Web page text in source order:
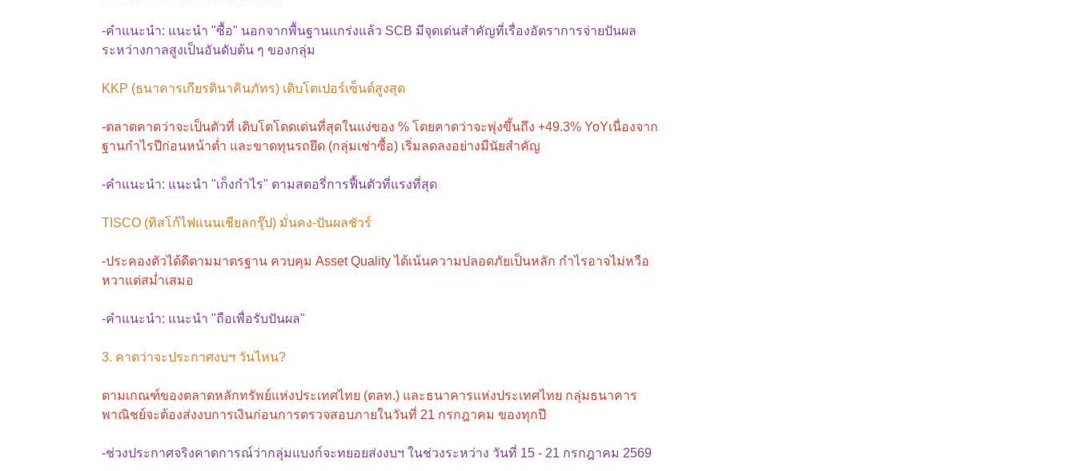
-คำแนะนำ: แนะนำ "ซื้อ" นอกจากพื้นฐานแกร่งแล้ว SCB มีจุดเด่นสำคัญที่เรื่องอัตราการจ่ายปันผล
ระหว่างกาลสูงเป็นอันดับต้น ๆ ของกลุ่ม
KKP (ธนาคารเกียรตินาคินภัทร) เติบโตเปอร์เซ็นต์สูงสุด
-ตลาดคาดว่าจะเป็นตัวที่ เติบโตโดดเด่นที่สุดในแง่ของ % โดยคาดว่าจะพุ่งขึ้นถึง +49.3% YoYเนื่องจาก
ฐานกำไรปีก่อนหน้าต่ำ และขาดทุนรถยึด (กลุ่มเช่าซื้อ) เริ่มลดลงอย่างมีนัยสำคัญ
-คำแนะนำ: แนะนำ "เก็งกำไร" ตามสตอรี่การฟื้นตัวที่แรงที่สุด
TISCO (ทิสโก้ไฟแนนเชียลกรุ๊ป) มั่นคง-ปันผลชัวร์
-ประคองตัวได้ดีตามมาตรฐาน ควบคุม Asset Quality ได้เน้นความปลอดภัยเป็นหลัก กำไรอาจไม่หวือ
หวาแต่สม่ำเสมอ
-คำแนะนำ: แนะนำ "ถือเพื่อรับปันผล"
3. คาดว่าจะประกาศงบฯ วันไหน?
ตามเกณฑ์ของตลาดหลักทรัพย์แห่งประเทศไทย (ตลท.) และธนาคารแห่งประเทศไทย กลุ่มธนาคาร
พาณิชย์จะต้องส่งงบการเงินก่อนการตรวจสอบภายในวันที่ 21 กรกฎาคม ของทุกปี
-ช่วงประกาศจริงคาดการณ์ว่ากลุ่มแบงก์จะทยอยส่งงบฯ ในช่วงระหว่าง วันที่ 15 - 21 กรกฎาคม 2569